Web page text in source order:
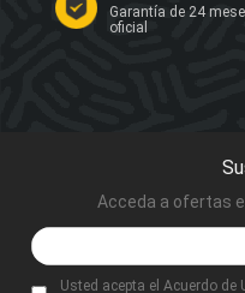
Garantía de 24
oficial
Acceda a ofertas
Usted acepta el Acuerdo de